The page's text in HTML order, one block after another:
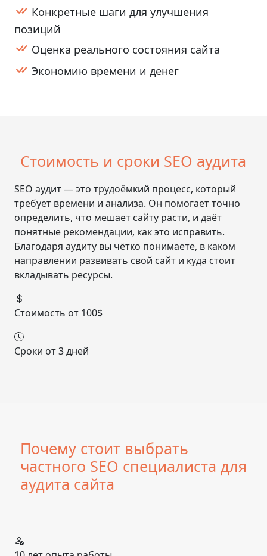
Конкретные шаги для улучшения
позиций
Оценка реального состояния сайта
Экономию времени и денег
Стоимость и сроки SEO аудита
SEO аудит — это трудоёмкий процесс, который
требует времени и анализа. Он помогает точно
определить, что мешает сайту расти, и даёт
понятные рекомендации, как это исправить.
Благодаря аудиту вы чётко понимаете, в каком
направлении развивать свой сайт и куда стоит
вкладывать ресурсы.
Стоимость от 100$
Сроки от 3 дней
Почему стоит выбрать
частного SEO специалиста для
аудита сайта